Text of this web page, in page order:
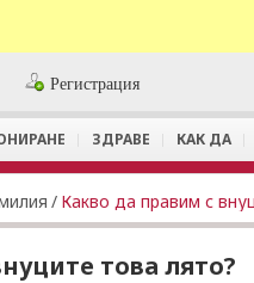
Регистрация
ЗДРАВЕ КАК ДА
/ Какво да правим с
това лято?